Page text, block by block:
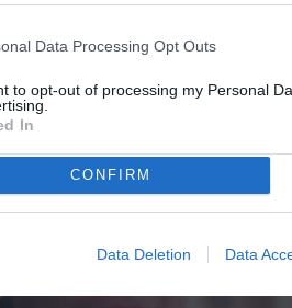
Data Processing Opt Outs
to opt-out of processing my Personal
In
CONFIRM
Data Deletion Data